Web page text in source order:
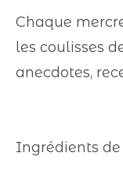
Chaque
les coulisses
anecdotes,
Ingrédients